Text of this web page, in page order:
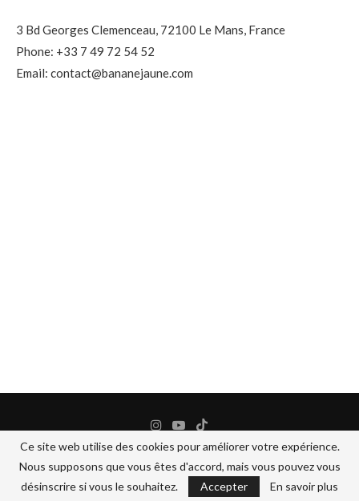
3 Bd Georges Clemenceau, 72100 Le Mans, France
Phone: +33 7 49 72 54 52
Email: contact@bananejaune.com
@2024 - All Right Reserved. BANANEJAUNE COSMETIQUES
Ce site web utilise des cookies pour améliorer votre expérience.
Nous supposons que vous êtes d'accord, mais vous pouvez vous
désinscrire si vous le souhaitez.
Accepter En savoir plus